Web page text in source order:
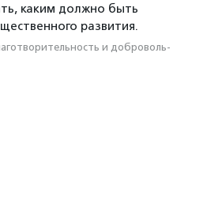
каким должно быть
развития.
и доброволь­